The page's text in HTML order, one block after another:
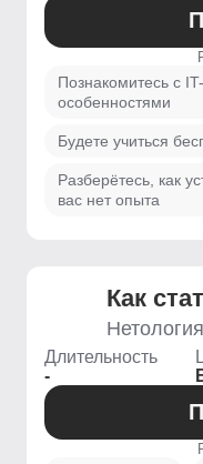
Познакомитесь с
особенностями
Будете учиться
Разберётесь, как
вас нет опыта
Как
Нетология
Длительность
-